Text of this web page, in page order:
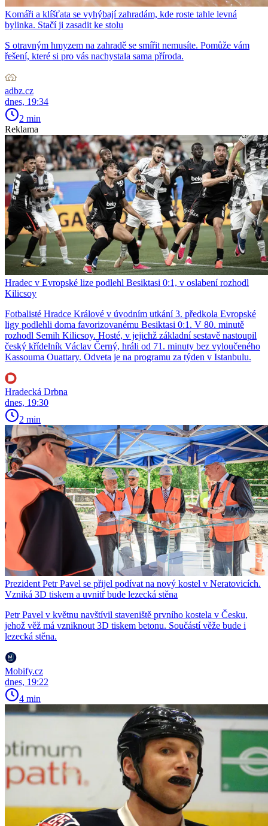
Komáři a klíšťata se vyhýbají zahradám, kde roste tahle levná
bylinka. Stačí ji zasadit ke stolu
S otravným hmyzem na zahradě se smířit nemusíte. Pomůže vám
řešení, které si pro vás nachystala sama příroda.
adbz.cz
dnes, 19:34
2 min
Reklama
Hradec v Evropské lize podlehl Besiktasi 0:1, v oslabení rozhodl
Kilicsoy
Fotbalisté Hradce Králové v úvodním utkání 3. předkola Evropské
ligy podlehli doma favorizovanému Besiktasi 0:1. V 80. minutě
rozhodl Semih Kilicsoy. Hosté, v jejichž základní sestavě nastoupil
český křídelník Václav Černý, hráli od 71. minuty bez vyloučeného
Kassouma Ouattary. Odveta je na programu za týden v Istanbulu.
Hradecká Drbna
dnes, 19:30
2 min
Prezident Petr Pavel se přijel podívat na nový kostel v Neratovicích.
Vzniká 3D tiskem a uvnitř bude lezecká stěna
Petr Pavel v květnu navštívil staveniště prvního kostela v Česku,
jehož věž má vzniknout 3D tiskem betonu. Součástí věže bude i
lezecká stěna.
Mobify.cz
dnes, 19:22
4 min